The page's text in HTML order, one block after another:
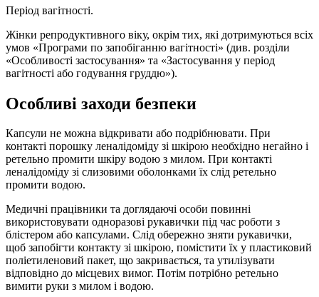
Період вагітності.
Жінки репродуктивного віку, окрім тих, які дотримуються всіх
умов «Програми по запобіганню вагітності» (див. розділи
«Особливості застосування» та «Застосування у період
вагітності або годування груддю»).
Особливі заходи безпеки
Капсули не можна відкривати або подрібнювати. При
контакті порошку леналідоміду зі шкірою необхідно негайно і
ретельно промити шкіру водою з милом. При контакті
леналідоміду зі слизовими оболонками їх слід ретельно
промити водою.
Медичні працівники та доглядаючі особи повинні
використовувати одноразові рукавички під час роботи з
блістером або капсулами. Слід обережно зняти рукавички,
щоб запобігти контакту зі шкірою, помістити їх у пластиковий
поліетиленовий пакет, що закривається, та утилізувати
відповідно до місцевих вимог. Потім потрібно ретельно
вимити руки з милом і водою.